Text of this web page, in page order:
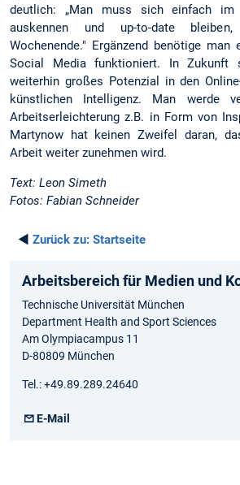
deutlich: „Man muss sich einfach im
auskennen und up-to-date
Wochenende." Ergänzend benötige man
Social Media funktioniert. In Zukunft
weiterhin großes Potenzial in den
künstlichen Intelligenz. Man werde
Arbeitserleichterung z.B. in Form von
Martynow hat keinen Zweifel daran,
Arbeit weiter zunehmen wird.
Text: Leon Simeth
Fotos: Fabian Schneider
◄ Zurück zu: Startseite
Arbeitsbereich für Medien und
Technische Universität München
Department Health and Sport Sciences
Am Olympiacampus 11
D-80809 München
Tel.: +49.89.289.24640
E-Mail